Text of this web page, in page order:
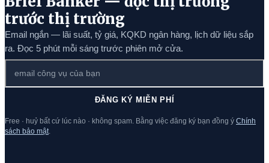
trước thị trường
Email ngắn — lãi suất, tỷ giá, KQKD ngân hàng, lịch dữ liệu sắp
ra. Đọc 5 phút mỗi sáng trước phiên mở cửa.
ĐĂNG KÝ MIỄN PHÍ
Free · huỷ bất cứ lúc nào · không spam. Bằng việc đăng ký bạn đồng ý Chính
sách bảo mật